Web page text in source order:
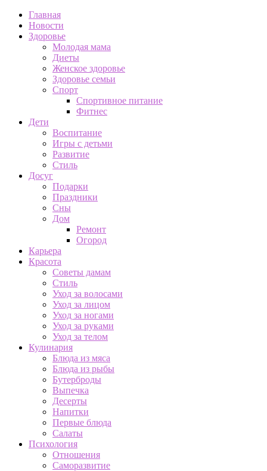
Главная
Новости
Здоровье
Молодая мама
Диеты
Женское здоровье
Здоровье семьи
Спорт
Спортивное питание
Фитнес
Дети
Воспитание
Игры с детьми
Развитие
Стиль
Досуг
Подарки
Праздники
Сны
Дом
Ремонт
Огород
Карьера
Красота
Советы дамам
Стиль
Уход за волосами
Уход за лицом
Уход за ногами
Уход за руками
Уход за телом
Кулинария
Блюда из мяса
Блюда из рыбы
Бутерброды
Выпечка
Десерты
Напитки
Первые блюда
Салаты
Психология
Отношения
Саморазвитие